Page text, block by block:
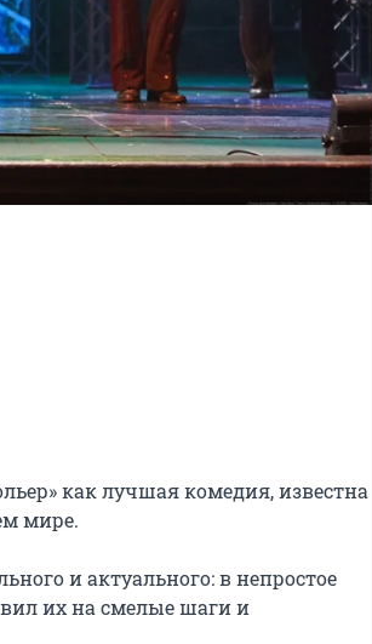
как лучшая комедия, известна
мире.
и актуального: в непростое
их на смелые шаги и